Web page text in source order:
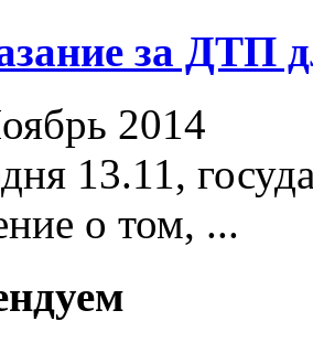
за ДТП
2014
13.11,
о том, ...